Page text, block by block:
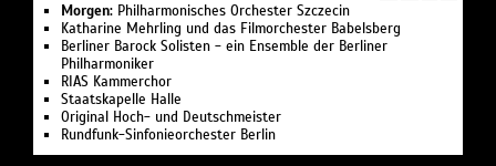
Morgen: Philharmonisches Orchester Szczecin
Katharine Mehrling und das Filmorchester Babelsberg
Berliner Barock Solisten - ein Ensemble der Berliner
Philharmoniker
RIAS Kammerchor
Staatskapelle Halle
Original Hoch- und Deutschmeister
Rundfunk-Sinfonieorchester Berlin